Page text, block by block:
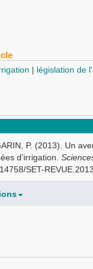
législation de
P. (2013). Un
d’irrigation.
SET-